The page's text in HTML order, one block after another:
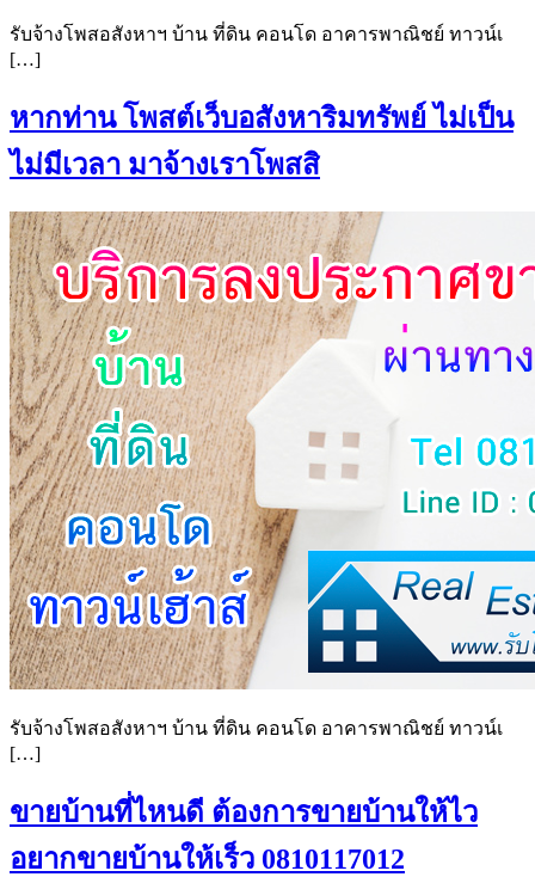
รับจ้างโพสอสังหาฯ บ้าน ที่ดิน คอนโด อาคารพาณิชย์ ทาวน์เ
[…]
หากท่าน โพสต์เว็บอสังหาริมทรัพย์ ไม่เป็น
ไม่มีเวลา มาจ้างเราโพสสิ
รับจ้างโพสอสังหาฯ บ้าน ที่ดิน คอนโด อาคารพาณิชย์ ทาวน์เ
[…]
ขายบ้านที่ไหนดี ต้องการขายบ้านให้ไว
อยากขายบ้านให้เร็ว 0810117012